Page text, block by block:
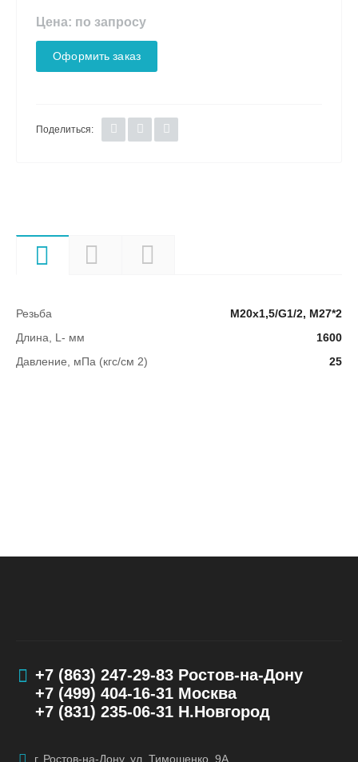
Цена: по запросу
Оформить заказ
Поделиться:
Резьба
М20х1,5/G1/2, М27*2
Длина, L- мм
1600
Давление, мПа (кгс/см 2)
25
+7 (863) 247-29-83Ростов-на-Дону
+7 (499) 404-16-31Москва
+7 (831) 235-06-31Н.Новгород
г. Ростов-на-Дону, ул. Тимошенко, 9А